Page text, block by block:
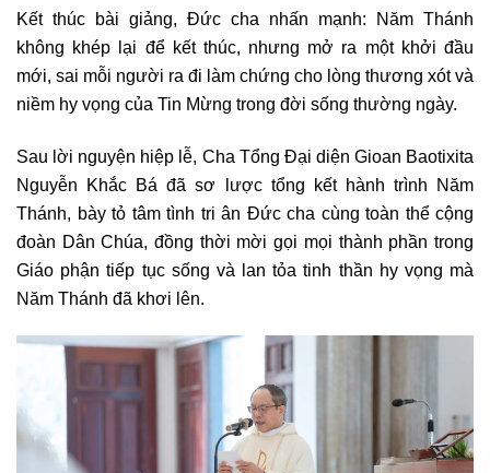
Kết thúc bài giảng, Đức cha nhấn mạnh: Năm Thánh
không khép lại để kết thúc, nhưng mở ra một khởi đầu
mới, sai mỗi người ra đi làm chứng cho lòng thương xót và
niềm hy vọng của Tin Mừng trong đời sống thường ngày.
Sau lời nguyện hiệp lễ, Cha Tổng Đại diện Gioan Baotixita
Nguyễn Khắc Bá đã sơ lược tổng kết hành trình Năm
Thánh, bày tỏ tâm tình tri ân Đức cha cùng toàn thể cộng
đoàn Dân Chúa, đồng thời mời gọi mọi thành phần trong
Giáo phận tiếp tục sống và lan tỏa tinh thần hy vọng mà
Năm Thánh đã khơi lên.